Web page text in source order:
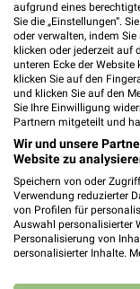
Dieter Knoll
Gültig bis Fr. 14.08.
XXXLutz
aufgrund eines
Sie die „Einstellungen“.
oder verwalten, indem
klicken oder jederzeit auf
unteren Ecke der
klicken Sie auf den
und klicken Sie auf den
Sie Ihre Einwilligung
Partnern mitgeteilt und
Wir und unsere
Website zu
Speichern von oder
Verwendung reduzierter
von Profilen für
Auswahl personalisierter
Personalisierung von
personalisierter Inhalte.
Kombinationen von